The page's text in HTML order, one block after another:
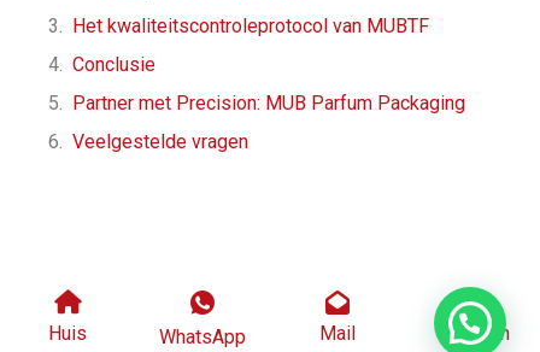
Het kwaliteitscontroleprotocol van MUBTF
Conclusie
Partner met Precision: MUB Parfum Packaging
Veelgestelde vragen
Huis WhatsApp Mail Telefoon